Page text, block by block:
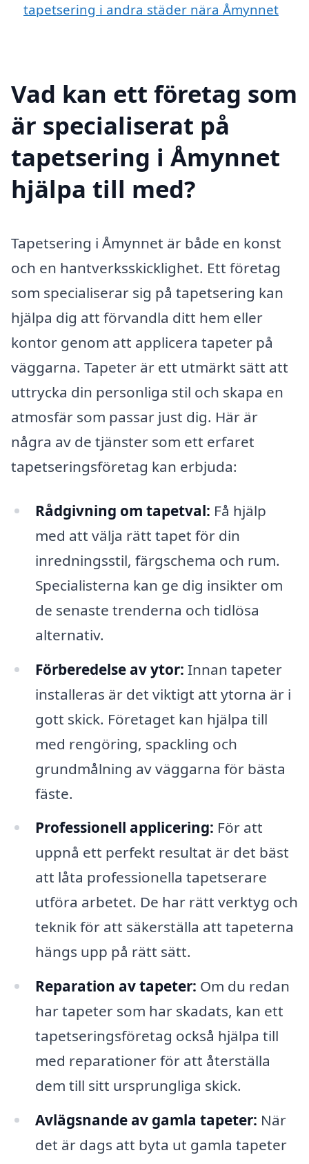
tapetsering i andra städer nära Åmynnet
Vad kan ett företag som
är specialiserat på
tapetsering i Åmynnet
hjälpa till med?
Tapetsering i Åmynnet är både en konst
och en hantverksskicklighet. Ett företag
som specialiserar sig på tapetsering kan
hjälpa dig att förvandla ditt hem eller
kontor genom att applicera tapeter på
väggarna. Tapeter är ett utmärkt sätt att
uttrycka din personliga stil och skapa en
atmosfär som passar just dig. Här är
några av de tjänster som ett erfaret
tapetseringsföretag kan erbjuda:
Rådgivning om tapetval: Få hjälp
med att välja rätt tapet för din
inredningsstil, färgschema och rum.
Specialisterna kan ge dig insikter om
de senaste trenderna och tidlösa
alternativ.
Förberedelse av ytor: Innan tapeter
installeras är det viktigt att ytorna är i
gott skick. Företaget kan hjälpa till
med rengöring, spackling och
grundmålning av väggarna för bästa
fäste.
Professionell applicering: För att
uppnå ett perfekt resultat är det bäst
att låta professionella tapetserare
utföra arbetet. De har rätt verktyg och
teknik för att säkerställa att tapeterna
hängs upp på rätt sätt.
Reparation av tapeter: Om du redan
har tapeter som har skadats, kan ett
tapetseringsföretag också hjälpa till
med reparationer för att återställa
dem till sitt ursprungliga skick.
Avlägsnande av gamla tapeter: När
det är dags att byta ut gamla tapeter